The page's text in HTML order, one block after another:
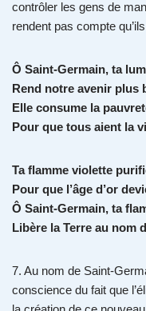
contrôler les gens de
rendent pas compte
Ô Saint-Germain, ta
Rend notre avenir plus
Elle consume la
Pour que tous aient la
Ta flamme violette
Pour que l’âge d’or
Ô Saint-Germain, ta
Libère la Terre au nom
7. Au nom de Saint-
conscience du fait que